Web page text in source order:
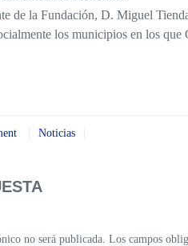
de la Fundación, D. Miguel
los municipios en los que
Noticias
no será publicada. Los campos